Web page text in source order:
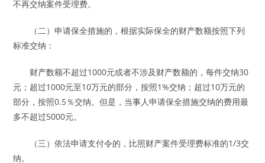
不再交纳案件受理费。
（二）申请保全措施的，根据实际保全的财产数额按照下列
标准交纳：
财产数额不超过1000元或者不涉及财产数额的，每件交纳30
元；超过1000元至10万元的部分，按照1%交纳；超过10万元的
部分，按照0.5％交纳。但是，当事人申请保全措施交纳的费用最
多不超过5000元。
（三）依法申请支付令的，比照财产案件受理费标准的1/3交
纳。